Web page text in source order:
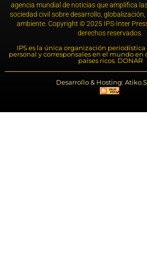
agencia mundial de noticias que amplifica
sociedad civil sobre desarrollo,
ambiente. Copyright © 2025 IPS-Inter
derechos reservados.
IPS es la única organización
personal y corresponsales en el mundo en
países ricos. DONAR
Desarrollo & Hosting: